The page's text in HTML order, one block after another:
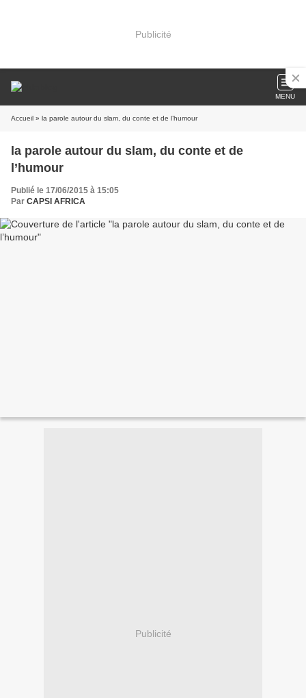
Publicité
MENU
Accueil » la parole autour du slam, du conte et de l’humour
la parole autour du slam, du conte et de
l’humour
Publié le 17/06/2015 à 15:05
Par CAPSI AFRICA
Publicité